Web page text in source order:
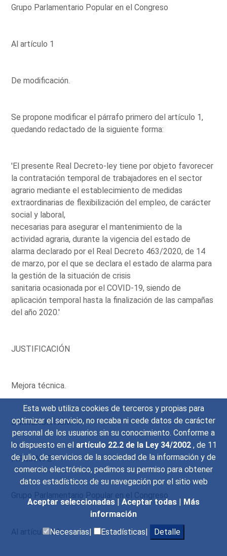
Esta web utiliza cookies de terceros y propias para
optimizar el servicio, no recaba ni cede datos de carácter
personal de los usuarios sin su conocimiento. Conforme a
lo dispuesto en el artículo 22.2 de la Ley 34/2002 , de 11
de julio, de servicios de la sociedad de la información y de
comercio electrónico, pedimos su permiso para obtener
datos estadísticos de su navegación por el sitio web
Aceptar seleccionadas | Aceptar todas | Más
información
Necesarias|
Estadísticas| Detalle
Grupo Parlamentario Popular en el Congreso
Al artículo 1
De modificación.
Se propone modificar el párrafo primero del artículo 1,
quedando redactado de la siguiente forma:
'El presente Real Decreto-ley tiene por objeto favorecer
la contratación temporal de trabajadores en el sector
agrario mediante el establecimiento de medidas
extraordinarias de flexibilización del empleo, de carácter
social y laboral,
necesarias para asegurar el mantenimiento de la
actividad agraria, durante la vigencia del estado de
alarma declarado por el Real Decreto 463/2020, de 14
de marzo, por el que se declara el estado de alarma para
la gestión de la situación de crisis
sanitaria ocasionada por el COVID-19, siendo de
aplicación temporal hasta la finalización de las campañas
del año 2020.'
JUSTIFICACIÓN
Mejora técnica.
ENMIENDA NÚM. 11
FIRMANTE:
Grupo Parlamentario Popular en el Congreso
Al artículo 2.1